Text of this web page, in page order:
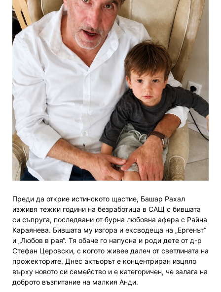
Преди да открие истинското щастие, Башар Рахал
изживя тежки години на безработица в САЩ с бившата
си съпруга, последвани от бурна любовна афера с Райна
Караянева. Бившата му изгора и ексводеща на „Ергенът“
и „Любов в рая“. Тя обаче го напусна и роди дете от д-р
Стефан Церовски, с когото живее далеч от светлината на
прожекторите. Днес актьорът е концентриран изцяло
върху новото си семейство и е категоричен, че залага на
доброто възпитание на малкия Анди.